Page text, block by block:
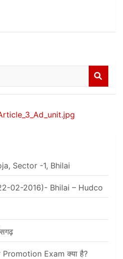
Sector -1, Bhilai
02-2016)- Bhilai – Hudco
Exam क्या है?